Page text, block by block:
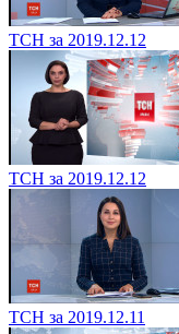
ТСН за 2019.12.12
ТСН за 2019.12.12
ТСН за 2019.12.11